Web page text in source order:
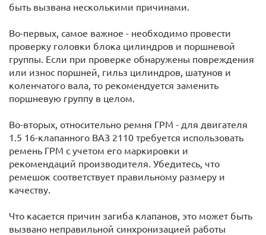
быть вызвана несколькими причинами.
Во-первых, самое важное - необходимо провести
проверку головки блока цилиндров и поршневой
группы. Если при проверке обнаружены повреждения
или износ поршней, гильз цилиндров, шатунов и
коленчатого вала, то рекомендуется заменить
поршневую группу в целом.
Во-вторых, относительно ремня ГРМ - для двигателя
1.5 16-клапанного ВАЗ 2110 требуется использовать
ремень ГРМ с учетом его маркировки и
рекомендаций производителя. Убедитесь, что
ремешок соответствует правильному размеру и
качеству.
Что касается причин загиба клапанов, это может быть
вызвано неправильной синхронизацией работы